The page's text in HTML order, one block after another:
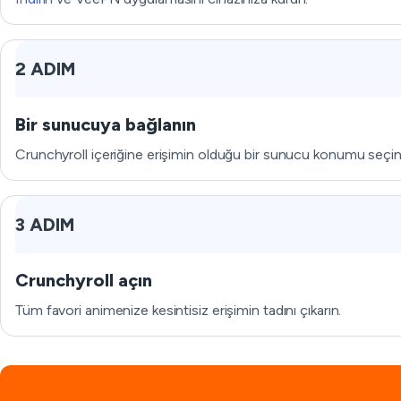
2 ADIM
Bir sunucuya bağlanın
Crunchyroll içeriğine erişimin olduğu bir sunucu konumu
3 ADIM
Crunchyroll açın
Tüm favori animenize kesintisiz erişimin tadını çıkarın.